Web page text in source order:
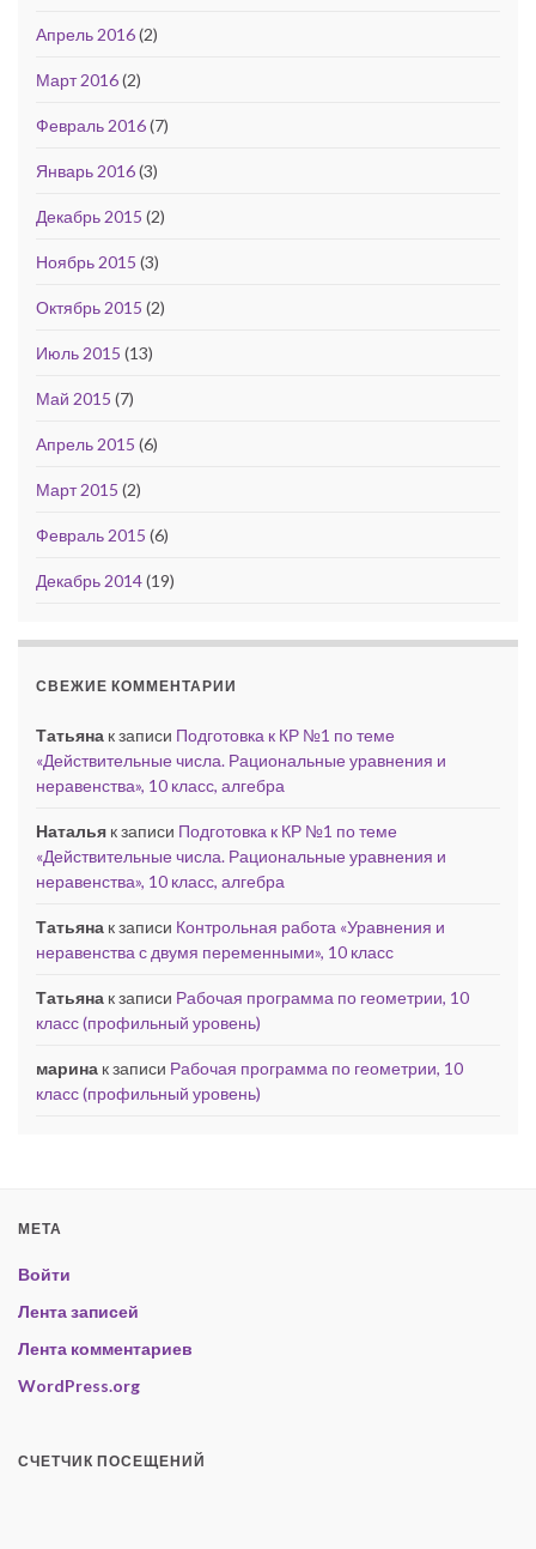
Апрель 2016(2)
Март 2016(2)
Февраль 2016(7)
Январь 2016(3)
Декабрь 2015 (2)
Ноябрь 2015 (3)
Октябрь 2015 (2)
Июль 2015 (13)
Май 2015 (7)
Апрель 2015 (6)
Март 2015 (2)
Февраль 2015 (6)
Декабрь 2014(19)
СВЕЖИЕ КОММЕНТАРИИ
Татьяна к записи Подготовка к КР №1 по теме
«Действительные числа. Рациональные уравнения и
неравенства», 10 класс, алгебра
Наталья к записи Подготовка к КР №1 по теме
«Действительные числа. Рациональные уравнения и
неравенства», 10 класс, алгебра
Татьяна к записи Контрольная работа «Уравнения и
неравенства с двумя переменными», 10 класс
Татьяна к записи Рабочая программа по геометрии, 10
класс (профильный уровень)
марина к записи Рабочая программа по геометрии, 10
класс (профильный уровень)
МЕТА
Войти
Лента записей
Лента комментариев
WordPress.org
СЧЕТЧИК ПОСЕЩЕНИЙ